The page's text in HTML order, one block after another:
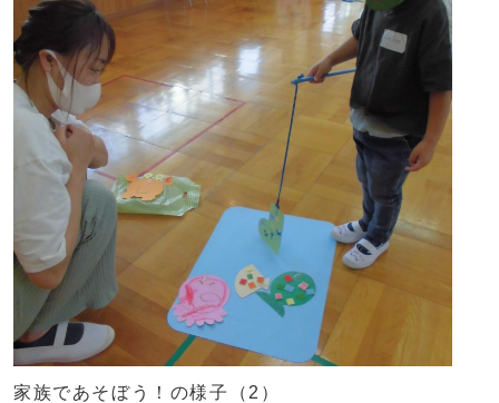
家族であそぼう！の様子（2）